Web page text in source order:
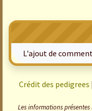
L'ajout de
Crédit des pedigrees
Les informations présentes